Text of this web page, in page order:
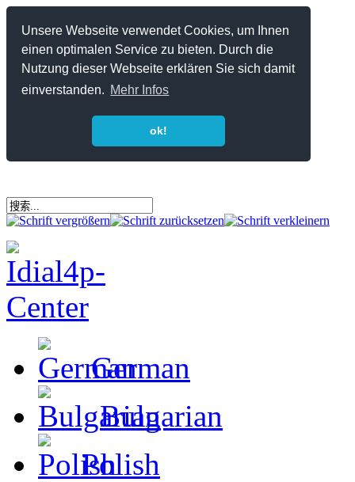
Unsere Webseite verwendet Cookies, um Ihnen
einen optimalen Service zu bieten. Durch die
Nutzung dieser Webseite erklären Sie sich damit
einverstanden. Mehr Infos
ok!
German
Bulgarian
Polish